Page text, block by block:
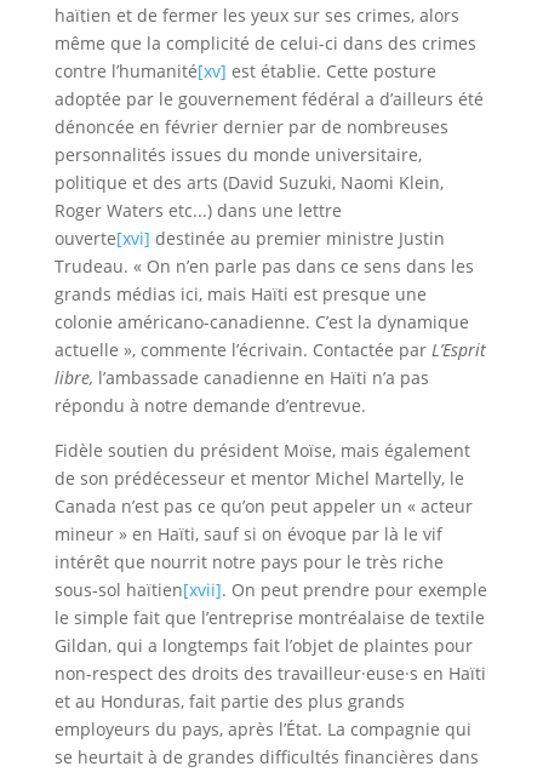
haïtien et de fermer les yeux sur ses crimes, alors
même que la complicité de celui-ci dans des crimes
contre l’humanité[xv] est établie. Cette posture
adoptée par le gouvernement fédéral a d’ailleurs été
dénoncée en février dernier par de nombreuses
personnalités issues du monde universitaire,
politique et des arts (David Suzuki, Naomi Klein,
Roger Waters etc...) dans une lettre
ouverte[xvi] destinée au premier ministre Justin
Trudeau. « On n’en parle pas dans ce sens dans les
grands médias ici, mais Haïti est presque une
colonie américano-canadienne. C’est la dynamique
actuelle », commente l’écrivain. Contactée par L’Esprit
libre, l’ambassade canadienne en Haïti n’a pas
répondu à notre demande d’entrevue.
Fidèle soutien du président Moïse, mais également
de son prédécesseur et mentor Michel Martelly, le
Canada n’est pas ce qu’on peut appeler un « acteur
mineur » en Haïti, sauf si on évoque par là le vif
intérêt que nourrit notre pays pour le très riche
sous-sol haïtien[xvii]. On peut prendre pour exemple
le simple fait que l’entreprise montréalaise de textile
Gildan, qui a longtemps fait l’objet de plaintes pour
non-respect des droits des travailleur·euse·s en Haïti
et au Honduras, fait partie des plus grands
employeurs du pays, après l’État. La compagnie qui
se heurtait à de grandes difficultés financières dans